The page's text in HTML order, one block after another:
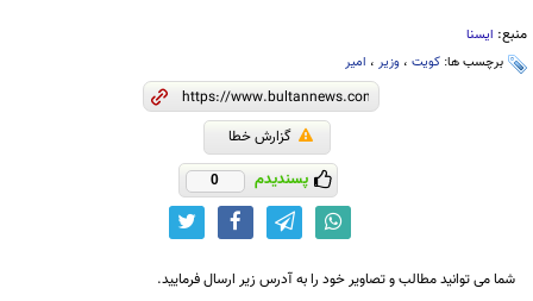
منبع: ایسنا
برچسب ها: کویت ، وزیر ، امیر
گزارش خطا
پسندیدم 0
شما می توانید مطالب و تصاویر خود را به آدرس زیر ارسال فرمایید.